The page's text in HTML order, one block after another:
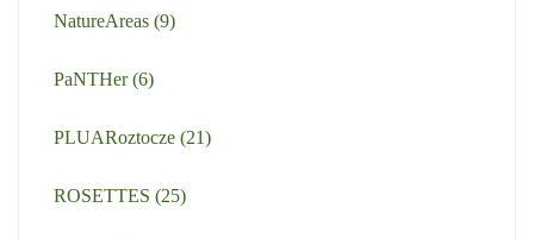
NatureAreas (9)
PaNTHer(6)
PLUARoztocze (21)
ROSETTES (25)